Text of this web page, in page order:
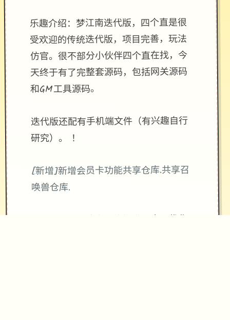
乐趣介绍：梦江南迭代版，四个直是很
受欢迎的传统迭代版，项目完善，玩法
仿官。很不部分小伙伴四个直在找，今
天终于有了完整套源码，包括网关源码
和GM工具源码。
迭代版还配有手机端文件（有兴趣自行
研究）。 ！
[新增]新增会员卡功能共享仓库.共享召
唤兽仓库.
[优化]同等级法宝只能携带单个，优化